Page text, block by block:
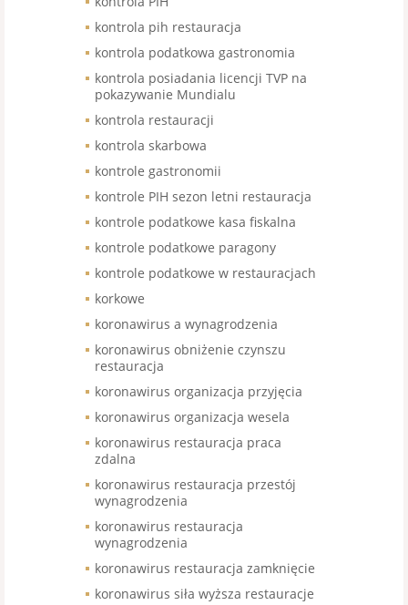
kontrola pih restauracja
kontrola podatkowa gastronomia
kontrola posiadania licencji TVP na
pokazywanie Mundialu
kontrola restauracji
kontrola skarbowa
kontrole gastronomii
kontrole PIH sezon letni restauracja
kontrole podatkowe kasa fiskalna
kontrole podatkowe paragony
kontrole podatkowe w restauracjach
korkowe
koronawirus a wynagrodzenia
koronawirus obniżenie czynszu
restauracja
koronawirus organizacja przyjęcia
koronawirus organizacja wesela
koronawirus restauracja praca
zdalna
koronawirus restauracja przestój
wynagrodzenia
koronawirus restauracja
wynagrodzenia
koronawirus restauracja zamknięcie
koronawirus siła wyższa restauracje